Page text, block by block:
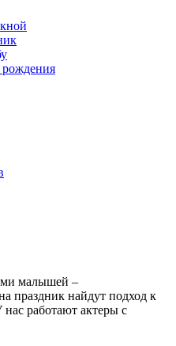
малышей –
праздник найдут подход к
работают актеры с